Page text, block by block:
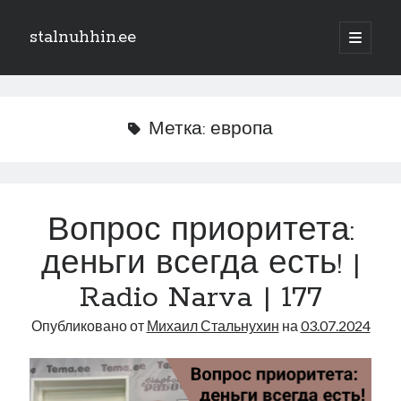
stalnuhhin.ee
отрыть
Боковая
В мире
Интеграция
Интервью
Нарва и северо-восток
Образование
Парламент и правительство
Метка: европа
Вопрос приоритета:
деньги всегда есть! |
Radio Narva | 177
Опубликовано от Михаил Стальнухин на 03.07.2024